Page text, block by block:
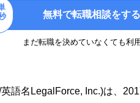
無料で転職相談をする
まだ転職を決めていなくても利
語名LegalForce, Inc.)は、